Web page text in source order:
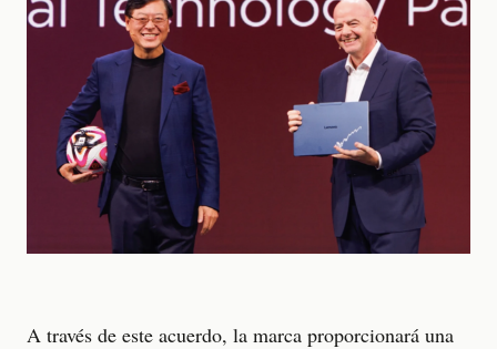
A través de este acuerdo, la marca proporcionará una